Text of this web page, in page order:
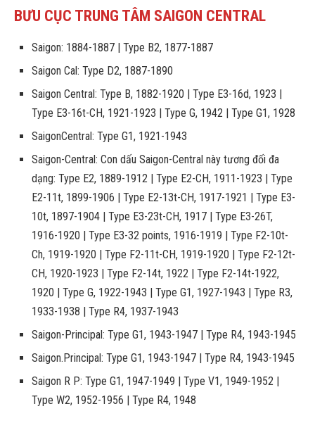
BƯU CỤC TRUNG TÂM SAIGON CENTRAL
Saigon: 1884-1887 | Type B2, 1877-1887
Saigon Cal: Type D2, 1887-1890
Saigon Central: Type B, 1882-1920 | Type E3-16d, 1923 |
Type E3-16t-CH, 1921-1923 | Type G, 1942 | Type G1, 1928
SaigonCentral: Type G1, 1921-1943
Saigon-Central: Con dấu Saigon-Central này tương đối đa
dạng: Type E2, 1889-1912 | Type E2-CH, 1911-1923 | Type
E2-11t, 1899-1906 | Type E2-13t-CH, 1917-1921 | Type E3-
10t, 1897-1904 | Type E3-23t-CH, 1917 | Type E3-26T,
1916-1920 | Type E3-32 points, 1916-1919 | Type F2-10t-
Ch, 1919-1920 | Type F2-11t-CH, 1919-1920 | Type F2-12t-
CH, 1920-1923 | Type F2-14t, 1922 | Type F2-14t-1922,
1920 | Type G, 1922-1943 | Type G1, 1927-1943 | Type R3,
1933-1938 | Type R4, 1937-1943
Saigon-Principal: Type G1, 1943-1947 | Type R4, 1943-1945
Saigon.Principal: Type G1, 1943-1947 | Type R4, 1943-1945
Saigon R P: Type G1, 1947-1949 | Type V1, 1949-1952 |
Type W2, 1952-1956 | Type R4, 1948